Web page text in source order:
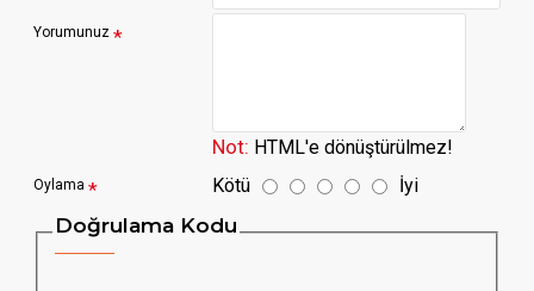
Yorumunuz
Not: HTML'e dönüştürülmez!
Oylama Kötü İyi
Doğrulama Kodu